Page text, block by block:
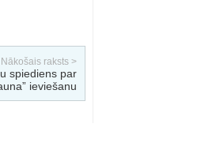
Nākošais raksts >
spiediens par
ieviešanu